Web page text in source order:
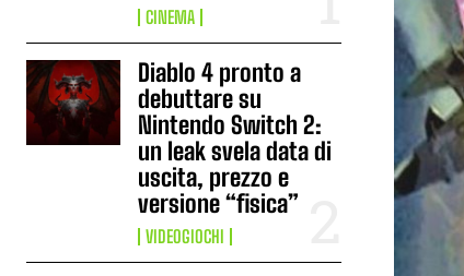
CINEMA
Diablo 4 pronto a
debuttare su
Nintendo Switch 2:
un leak svela data di
uscita, prezzo e
versione “fisica”
VIDEOGIOCHI